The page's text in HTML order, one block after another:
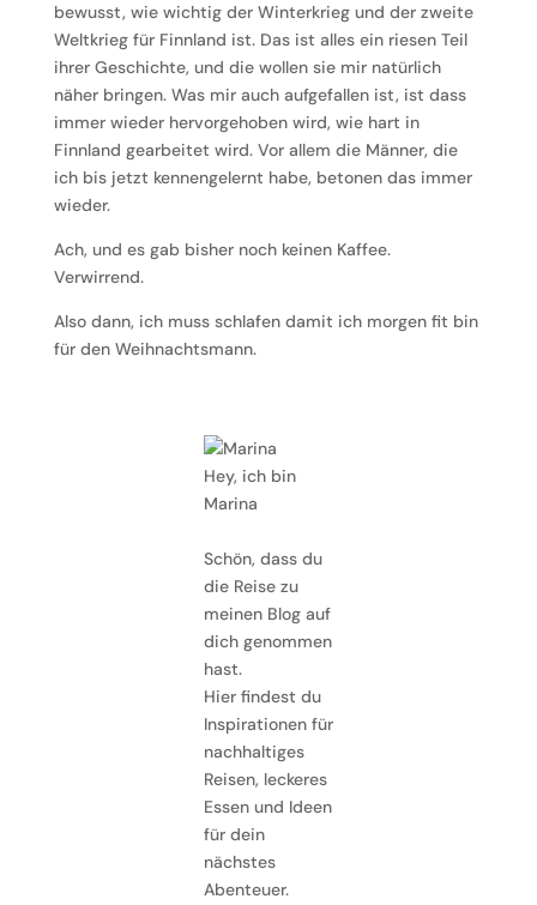
bewusst, wie wichtig der Winterkrieg und der zweite
Weltkrieg für Finnland ist. Das ist alles ein riesen Teil
ihrer Geschichte, und die wollen sie mir natürlich
näher bringen. Was mir auch aufgefallen ist, ist dass
immer wieder hervorgehoben wird, wie hart in
Finnland gearbeitet wird. Vor allem die Männer, die
ich bis jetzt kennengelernt habe, betonen das immer
wieder.
Ach, und es gab bisher noch keinen Kaffee.
Verwirrend.
Also dann, ich muss schlafen damit ich morgen fit bin
für den Weihnachtsmann.
Hey, ich bin
Marina
Schön, dass du
die Reise zu
meinen Blog auf
dich genommen
hast.
Hier findest du
Inspirationen für
nachhaltiges
Reisen, leckeres
Essen und Ideen
für dein
nächstes
Abenteuer.